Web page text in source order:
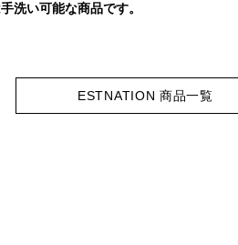
洗い可能な商品です。
ESTNATION 商品一覧